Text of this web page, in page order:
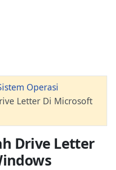
Operasi
Letter Di Microsoft
Drive Letter